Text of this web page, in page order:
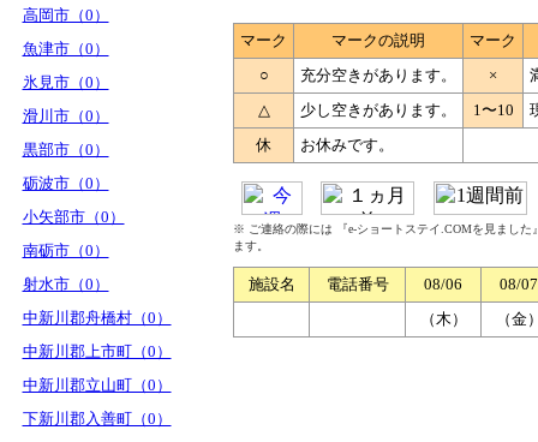
高岡市（0）
魚津市（0）
氷見市（0）
滑川市（0）
黒部市（0）
砺波市（0）
小矢部市（0）
南砺市（0）
射水市（0）
中新川郡舟橋村（0）
中新川郡上市町（0）
中新川郡立山町（0）
下新川郡入善町（0）
マーク マークの説明
マーク
○
充分空きがあります。 ×
△
少し空きがあります。 1〜10
休
お休みです。
※ ご連絡の際には 『e-ショートステイ.COMを見まし
ます。
施設名 電話番号 08/06
08/07
（木）
（金